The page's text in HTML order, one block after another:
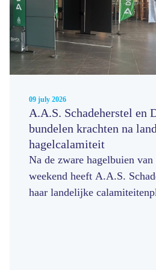
09 july 2026
A.A.S. Schadeherstel en
bundelen krachten na
hagelcalamiteit
Na de zware hagelbuien van
weekend heeft A.A.S.
haar landelijke